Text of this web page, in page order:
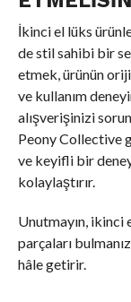
İkinci el lüks
de stil sahibi bir
etmek, ürünün
ve kullanım
alışverişinizi
Peony Collective
ve keyifli bir
kolaylaştırır.
Unutmayın, ikinci
parçaları
hâle getirir.